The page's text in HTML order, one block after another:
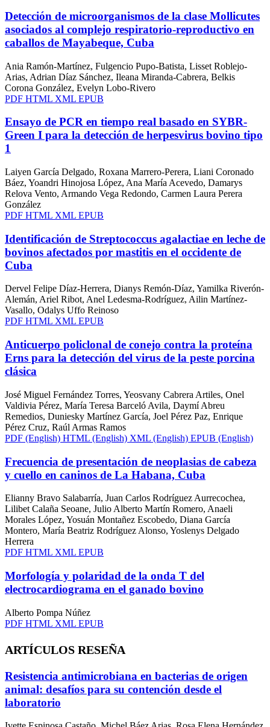
Detección de microorganismos de la clase Mollicutes
asociados al complejo respiratorio-reproductivo en
caballos de Mayabeque, Cuba
Ania Ramón-Martínez, Fulgencio Pupo-Batista, Lisset Roblejo-
Arias, Adrian Díaz Sánchez, Ileana Miranda-Cabrera, Belkis
Corona González, Evelyn Lobo-Rivero
PDF HTML XML EPUB
Ensayo de PCR en tiempo real basado en SYBR-
Green I para la detección de herpesvirus bovino tipo
1
Laiyen García Delgado, Roxana Marrero-Perera, Liani Coronado
Báez, Yoandri Hinojosa López, Ana María Acevedo, Damarys
Relova Vento, Armando Vega Redondo, Carmen Laura Perera
González
PDF HTML XML EPUB
Identificación de Streptococcus agalactiae en leche de
bovinos afectados por mastitis en el occidente de
Cuba
Dervel Felipe Díaz-Herrera, Dianys Remón-Díaz, Yamilka Riverón-
Alemán, Ariel Ribot, Anel Ledesma-Rodríguez, Ailin Martínez-
Vasallo, Odalys Uffo Reinoso
PDF HTML XML EPUB
Anticuerpo policlonal de conejo contra la proteína
Erns para la detección del virus de la peste porcina
clásica
José Miguel Fernández Torres, Yeosvany Cabrera Artiles, Onel
Valdivia Pérez, María Teresa Barceló Avila, Daymí Abreu
Remedios, Duniesky Martínez García, Joel Pérez Paz, Enrique
Pérez Cruz, Raúl Armas Ramos
PDF (English) HTML (English) XML (English) EPUB (English)
Frecuencia de presentación de neoplasias de cabeza
y cuello en caninos de La Habana, Cuba
Elianny Bravo Salabarría, Juan Carlos Rodríguez Aurrecochea,
Lilibet Calaña Seoane, Julio Alberto Martín Romero, Anaeli
Morales López, Yosuán Montañez Escobedo, Diana García
Montero, María Beatriz Rodríguez Alonso, Yoslenys Delgado
Herrera
PDF HTML XML EPUB
Morfología y polaridad de la onda T del
electrocardiograma en el ganado bovino
Alberto Pompa Núñez
PDF HTML XML EPUB
ARTÍCULOS RESEÑA
Resistencia antimicrobiana en bacterias de origen
animal: desafíos para su contención desde el
laboratorio